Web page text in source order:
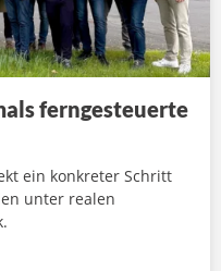
ferngesteuerte
ein konkreter Schritt
unter realen